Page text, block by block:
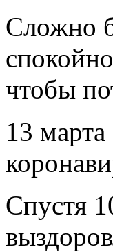
Сложно
чтобы
13 марта
Спустя